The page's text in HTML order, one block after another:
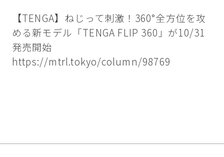
【TENGA】ねじって刺激！360°全方位を攻
める新モデル「TENGA FLIP 360」が10/31
発売開始
https://mtrl.tokyo/column/98769